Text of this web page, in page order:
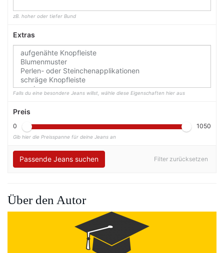
zB. hoher oder tiefer Bund
Extras
Falls du eine besondere Jeans willst, wähle diese Eigenschaften hier aus
Preis
0 1050
Gib hier die Preisspanne für deine Jeans an
Filter zurücksetzen
Passende Jeans suchen
Über den Autor